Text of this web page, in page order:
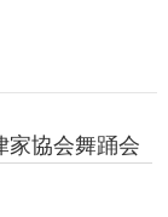
協会舞踊会